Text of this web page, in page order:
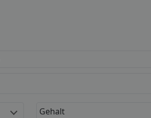
Gehalt